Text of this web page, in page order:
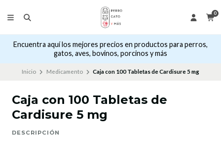
0
Encuentra aquí los mejores precios en productos para perros,
gatos, aves, bovinos, porcinos y más
Inicio Medicamento Caja con 100 Tabletas de Cardisure 5 mg
Caja con 100 Tabletas de
Cardisure 5 mg
DESCRIPCIÓN